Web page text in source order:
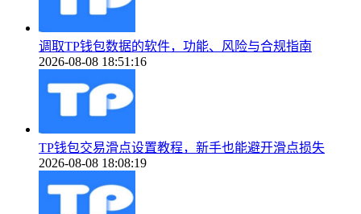
调取TP钱包数据的软件，功能、风险与合规指南
2026-08-08 18:51:16
TP钱包交易滑点设置教程，新手也能避开滑点损失
2026-08-08 18:08:19